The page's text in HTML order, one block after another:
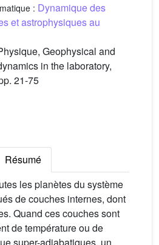
: Dynamique des
et astrophysiques au
Geophysical and
in the laboratory,
21-75
Résumé
les planètes du système
de couches internes, dont
Quand ces couches sont
de température ou de